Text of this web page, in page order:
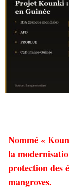
Nommé «
la
protection des
mangroves.